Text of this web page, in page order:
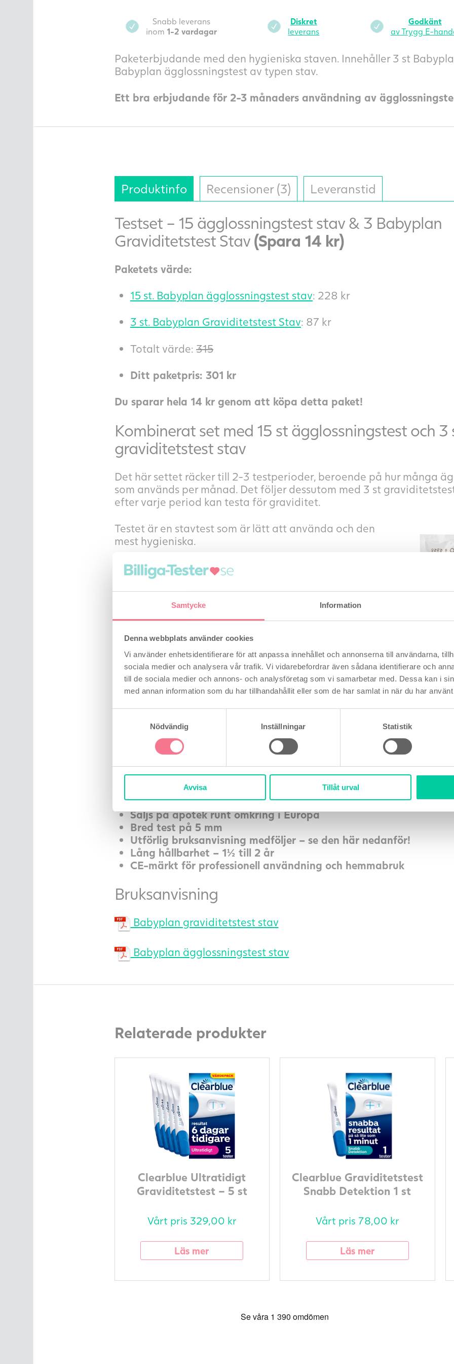
Samtycke Information
Denna webbplats använder cookies
Vi använder enhetsidentifierare för att anpassa innehållet och annonserna till användarna,
sociala medier och analysera vår trafik. Vi vidarebefordrar även sådana identifierare och
till de sociala medier och annons- och analysföretag som vi samarbetar med. Dessa kan i
med annan information som du har tillhandahållit eller som de har samlat in när du har
Nödvändig
Inställningar Statistik
Avvisa Tillåt urval
Snabb leverans
inom 1-2 vardagar
Diskret
leverans
Godkänt
av Trygg E-
Paketerbjudande med den hygieniska staven. Innehåller 3 st
Babyplan ägglossningstest av typen stav.
Ett bra erbjudande för 2-3 månaders användning av
Produktinfo Recensioner (3) Leveranstid
Testset – 15 ägglossningstest stav & 3 Babyplan
Graviditetstest Stav (Spara 14 kr)
Paketets värde:
15 st. Babyplan ägglossningstest stav: 228 kr
3 st. Babyplan Graviditetstest Stav: 87 kr
Totalt värde: 315
Ditt paketpris: 301 kr
Du sparar hela 14 kr genom att köpa detta paket!
Kombinerat set med 15 st ägglossningstest och 3
graviditetstest stav
Det här settet räcker till 2-3 testperioder, beroende på hur många
som används per månad. Det följer dessutom med 3 st
efter varje period kan testa för graviditet.
Testet är en stavtest som är lätt att använda och den
mest hygieniska.
Om du vill bli gravid är det viktigt för dig att veta när
du är som mest fertil. Det är endast en kort tid i varje
cykel, och vårt ägglossningstest kan hjälpa dig med att
hitta den rätta tidpunkten.
kan användas när som helst på dygnet.
Testet registrerar om det finns LH (Luteiniserande
Hormon) i urinen. I testperioden ska minst ett test
utföras varje dag.
Cirka 24-36 timmar före ägglossningen stiger koncentrationen av
kort tid, då testen blir positiv. Den mest fertila perioden är samma
två dagarna.
Den är mer än 99 % säker, och har en känslighet på 25mIU/ml
testerna på marknaden).
Säljs på apotek runt omkring i Europa
Bred test på 5 mm
Utförlig bruksanvisning medföljer – se den här nedanför!
Lång hållbarhet – 1½ till 2 år
CE-märkt för professionell användning och hemmabruk
Bruksanvisning
Babyplan graviditetstest stav
Babyplan ägglossningstest stav
Relaterade produkter
Clearblue Ultratidigt
Graviditetstest – 5 st
Vårt pris 329,00 kr
Läs mer
Clearblue Graviditetstest
Snabb Detektion 1 st
Vårt pris 78,00 kr
Läs mer